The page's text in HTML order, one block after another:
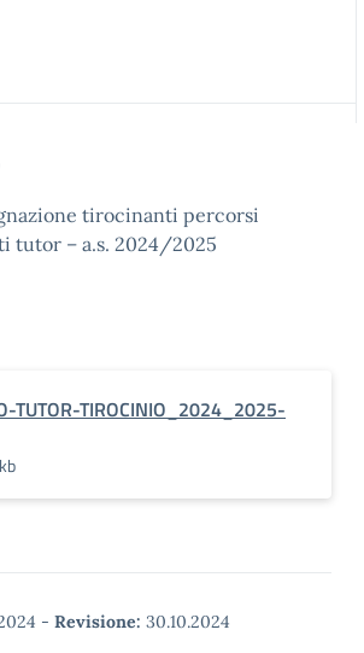
tirocinanti percorsi
tutor – a.s. 2024/2025
TUTOR-TIROCINIO_2024_2025-
- Revisione: 30.10.2024